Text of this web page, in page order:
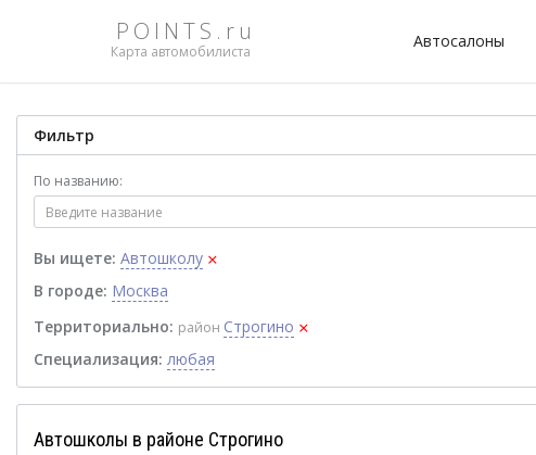
POINTS.ru
Карта автомобилиста
Автосалоны
Фильтр
По названию:
Вы ищете: Автошколу ×
В городе: Москва
Территориально: район Строгино ×
Специализация: любая
Автошколы в районе Строгино